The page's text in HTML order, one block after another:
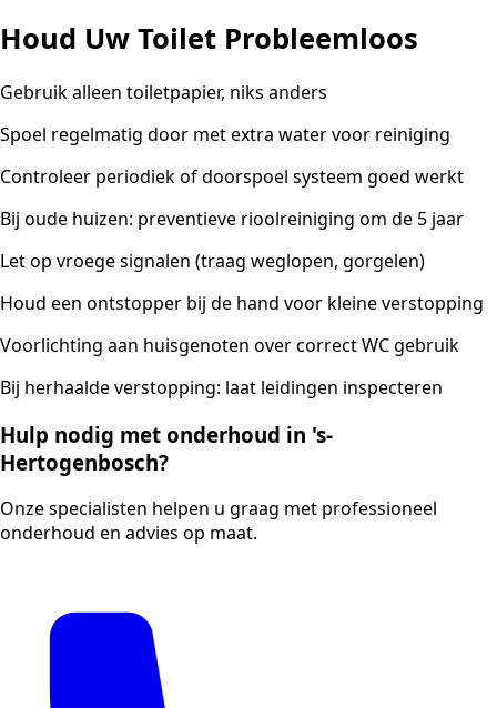
Houd Uw Toilet Probleemloos
Gebruik alleen toiletpapier, niks anders
Spoel regelmatig door met extra water voor reiniging
Controleer periodiek of doorspoel systeem goed werkt
Bij oude huizen: preventieve rioolreiniging om de 5 jaar
Let op vroege signalen (traag weglopen, gorgelen)
Houd een ontstopper bij de hand voor kleine verstopping
Voorlichting aan huisgenoten over correct WC gebruik
Bij herhaalde verstopping: laat leidingen inspecteren
Hulp nodig met onderhoud in 's-
Hertogenbosch?
Onze specialisten helpen u graag met professioneel
onderhoud en advies op maat.